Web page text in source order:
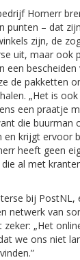
Homerr
punten – dat
zijn, de
uit, maar ook
een
de pakketten
„Het is
een praatje
die buurman
en krijgt ervoor
heeft geen
al met
bij PostNL,
netwerk van
„Het
we ons niet